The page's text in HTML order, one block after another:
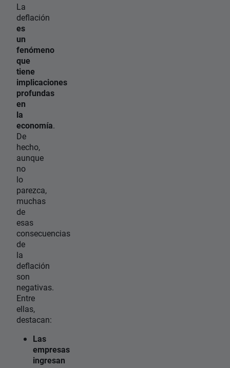
La
deflación
es
un
fenómeno
que
tiene
implicaciones
profundas
en
la
economía.
De
hecho,
aunque
no
lo
parezca,
muchas
de
esas
consecuencias
de
la
deflación
son
negativas.
Entre
ellas,
destacan:
Las
empresas
ingresan